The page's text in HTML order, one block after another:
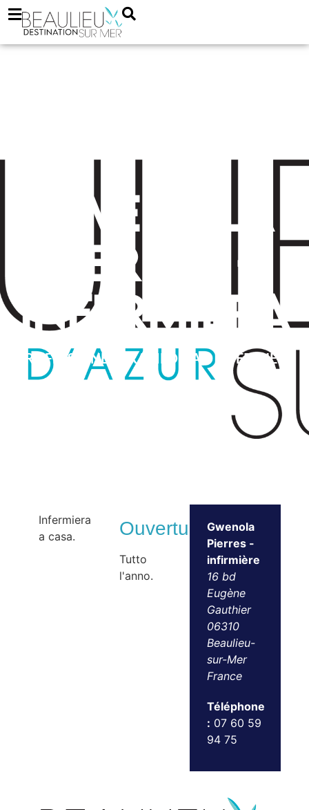
Gwenola
Pierres –
infermiera
PROFESSIONE PARAMEDICA – INFERMIERE
Infermiera
a casa.
Ouvertures
Tutto
l'anno.
Gwenola
Pierres -
infirmière
16 bd
Eugène
Gauthier
06310
Beaulieu-
sur-Mer
France
Téléphone
: 07 60 59
94 75